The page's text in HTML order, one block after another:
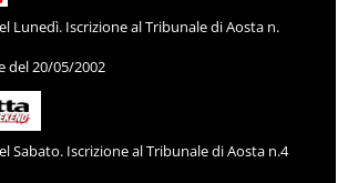
Lunedì. Iscrizione al Tribunale di Aosta n.
del 20/05/2002
Sabato. Iscrizione al Tribunale di Aosta n.4